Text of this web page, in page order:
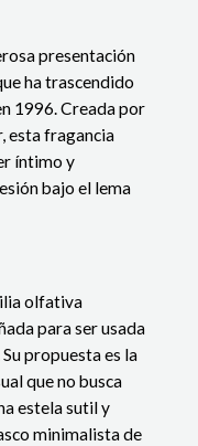
presentación
ha trascendido
1996. Creada por
esta fragancia
íntimo y
bajo el lema
olfativa
para ser usada
propuesta es la
que no busca
estela sutil y
minimalista de